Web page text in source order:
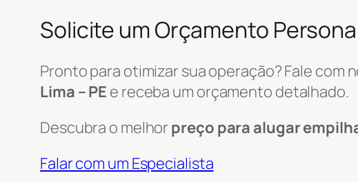
Solicite um Orçamento
Pronto para otimizar sua operação? Fale com
Lima – PE e receba um orçamento detalhado.
Descubra o melhor preço para alugar
Falar com um Especialista